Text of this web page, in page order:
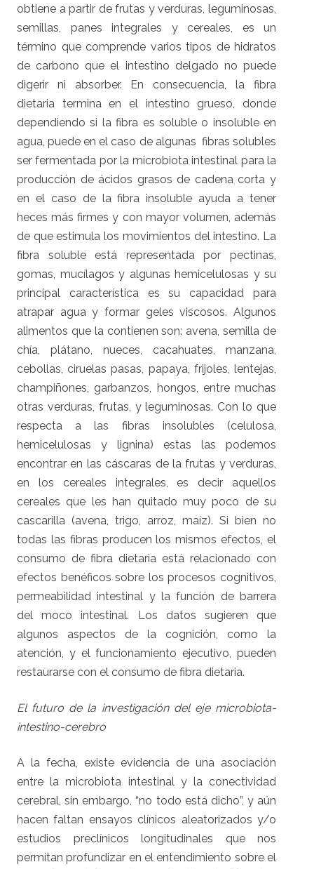
obtiene a partir de frutas y verduras, leguminosas,
semillas, panes integrales y cereales, es un
término que comprende varios tipos de hidratos
de carbono que el intestino delgado no puede
digerir ni absorber. En consecuencia, la fibra
dietaria termina en el intestino grueso, donde
dependiendo si la fibra es soluble o insoluble en
agua, puede en el caso de algunas fibras solubles
ser fermentada por la microbiota intestinal para la
producción de ácidos grasos de cadena corta y
en el caso de la fibra insoluble ayuda a tener
heces más firmes y con mayor volumen, además
de que estimula los movimientos del intestino. La
fibra soluble está representada por pectinas,
gomas, mucílagos y algunas hemicelulosas y su
principal característica es su capacidad para
atrapar agua y formar geles viscosos. Algunos
alimentos que la contienen son: avena, semilla de
chía, plátano, nueces, cacahuates, manzana,
cebollas, ciruelas pasas, papaya, frijoles, lentejas,
champiñones, garbanzos, hongos, entre muchas
otras verduras, frutas, y leguminosas. Con lo que
respecta a las fibras insolubles (celulosa,
hemicelulosas y lignina) estas las podemos
encontrar en las cáscaras de la frutas y verduras,
en los cereales integrales, es decir aquellos
cereales que les han quitado muy poco de su
cascarilla (avena, trigo, arroz, maíz). Si bien no
todas las fibras producen los mismos efectos, el
consumo de fibra dietaria está relacionado con
efectos benéficos sobre los procesos cognitivos,
permeabilidad intestinal y la función de barrera
del moco intestinal. Los datos sugieren que
algunos aspectos de la cognición, como la
atención, y el funcionamiento ejecutivo, pueden
restaurarse con el consumo de fibra dietaria.
El futuro de la investigación del eje microbiota-
intestino-cerebro
A la fecha, existe evidencia de una asociación
entre la microbiota intestinal y la conectividad
cerebral, sin embargo, “no todo está dicho”, y aún
hacen faltan ensayos clínicos aleatorizados y/o
estudios preclínicos longitudinales que nos
permitan profundizar en el entendimiento sobre el